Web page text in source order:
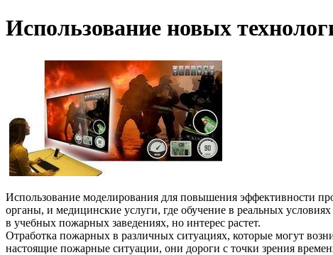
Использование новых
Использование моделирования для повышения эффективности
органы, и медицинские услуги, где обучение в реальных
в учебных пожарных заведениях, но интерес растет.
Отработка пожарных в различных ситуациях, которые могут
настоящие пожарные ситуации, они дороги с точки зрения